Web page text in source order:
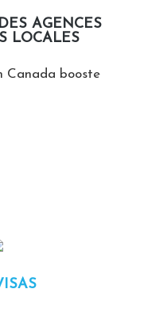
AGENCES
LOCALES
Canada booste